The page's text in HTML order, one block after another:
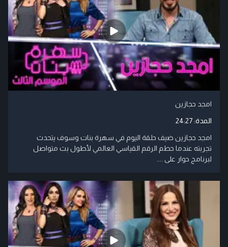
امجد حجازين
المدة:24:27
امجد حجازين ضيف حلقة اليوم في سهرة بنات وسوف يتحدث
تجربته عندما حطم الرقم القياسي العالمي لأطول بث متواصل
لبرنامج حوار على ....